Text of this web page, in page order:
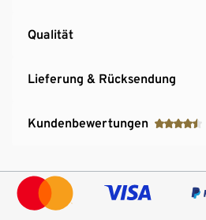
Qualität
Lieferung & Rücksendung
Kundenbewertungen